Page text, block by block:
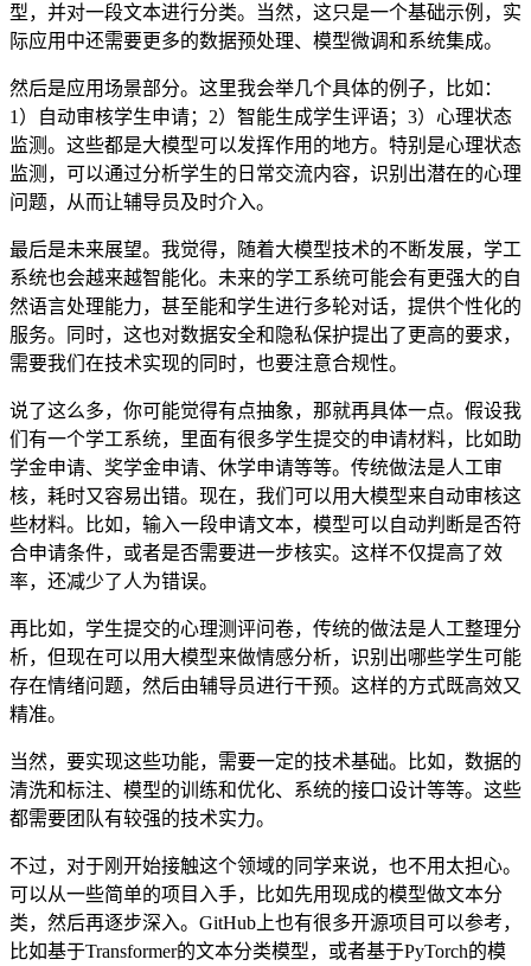
型，并对一段文本进行分类。当然，这只是一个基础示例，实
际应用中还需要更多的数据预处理、模型微调和系统集成。
然后是应用场景部分。这里我会举几个具体的例子，比如：
1）自动审核学生申请；2）智能生成学生评语；3）心理状态
监测。这些都是大模型可以发挥作用的地方。特别是心理状态
监测，可以通过分析学生的日常交流内容，识别出潜在的心理
问题，从而让辅导员及时介入。
最后是未来展望。我觉得，随着大模型技术的不断发展，学工
系统也会越来越智能化。未来的学工系统可能会有更强大的自
然语言处理能力，甚至能和学生进行多轮对话，提供个性化的
服务。同时，这也对数据安全和隐私保护提出了更高的要求，
需要我们在技术实现的同时，也要注意合规性。
说了这么多，你可能觉得有点抽象，那就再具体一点。假设我
们有一个学工系统，里面有很多学生提交的申请材料，比如助
学金申请、奖学金申请、休学申请等等。传统做法是人工审
核，耗时又容易出错。现在，我们可以用大模型来自动审核这
些材料。比如，输入一段申请文本，模型可以自动判断是否符
合申请条件，或者是否需要进一步核实。这样不仅提高了效
率，还减少了人为错误。
再比如，学生提交的心理测评问卷，传统的做法是人工整理分
析，但现在可以用大模型来做情感分析，识别出哪些学生可能
存在情绪问题，然后由辅导员进行干预。这样的方式既高效又
精准。
当然，要实现这些功能，需要一定的技术基础。比如，数据的
清洗和标注、模型的训练和优化、系统的接口设计等等。这些
都需要团队有较强的技术实力。
不过，对于刚开始接触这个领域的同学来说，也不用太担心。
可以从一些简单的项目入手，比如先用现成的模型做文本分
类，然后再逐步深入。GitHub上也有很多开源项目可以参考，
比如基于Transformer的文本分类模型，或者基于PyTorch的模